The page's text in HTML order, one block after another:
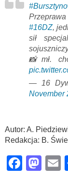
#16DZ,
sił
📸mł.
— 16
November
Autor: A.
Redakcja: B.